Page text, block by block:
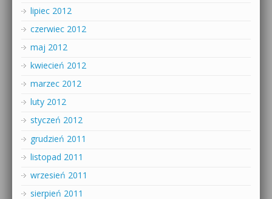
lipiec 2012
czerwiec 2012
maj 2012
kwiecień 2012
marzec 2012
luty 2012
styczeń 2012
grudzień 2011
listopad 2011
wrzesień 2011
sierpień 2011